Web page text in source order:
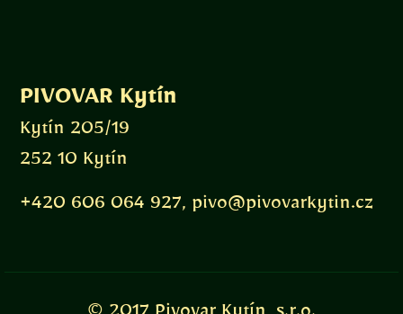
PIVOVAR Kytín
Kytín 205/19
252 10 Kytín
+420 606 064 927, pivo@pivovarkytin.cz